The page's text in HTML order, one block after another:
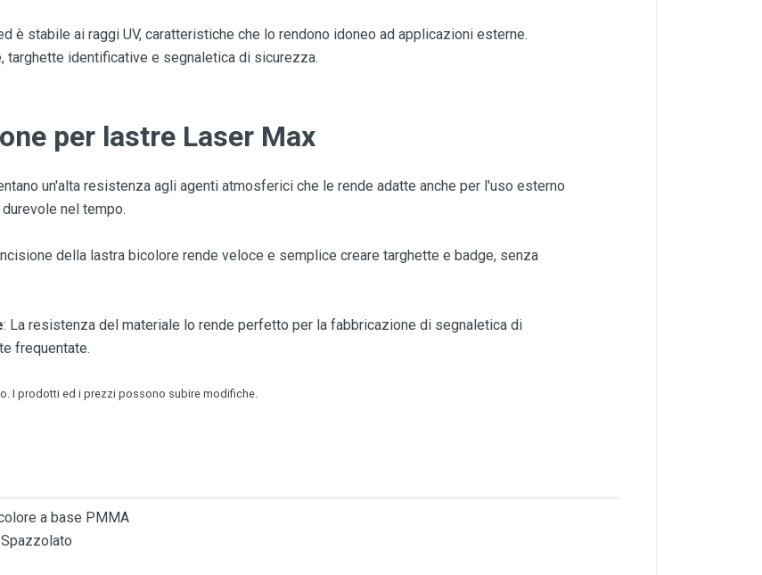
è stabile ai raggi UV, caratteristiche che lo rendono idoneo ad applicazioni esterne.
targhette identificative e segnaletica di sicurezza.
per lastre Laser Max
un'alta resistenza agli agenti atmosferici che le rende adatte anche per l'uso esterno
nel tempo.
della lastra bicolore rende veloce e semplice creare targhette e badge, senza
: La resistenza del materiale lo rende perfetto per la fabbricazione di segnaletica di
frequentate.
I prodotti ed i prezzi possono subire modifiche.
a base PMMA